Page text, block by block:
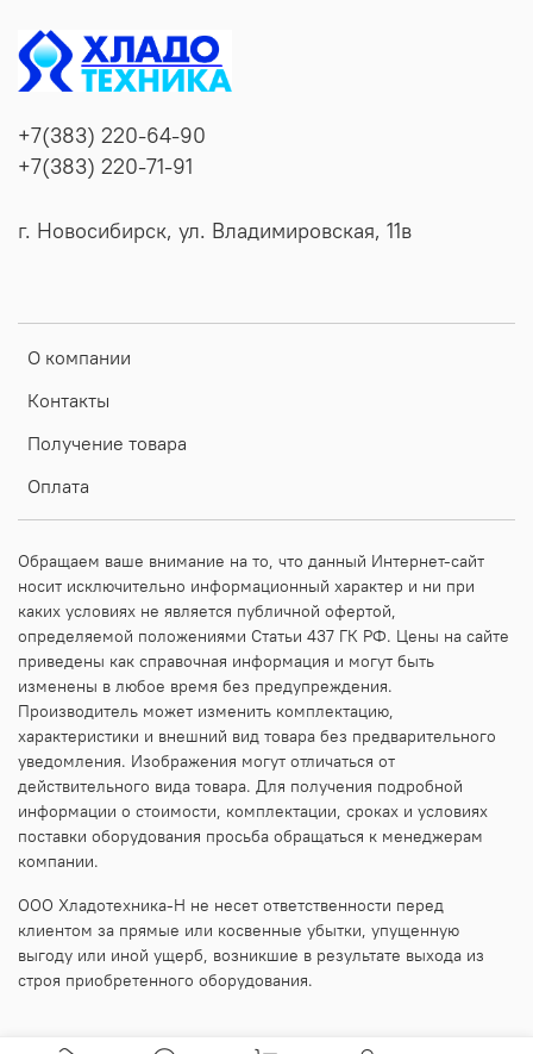
О компании
Контакты
Получение товара
Оплата
+7(383) 220-64-90
+7(383) 220-71-91
г. Новосибирск, ул. Владимировская, 11в
Обращаем ваше внимание на то, что данный Интернет-сайт
носит исключительно информационный характер и ни при
каких условиях не является публичной офертой,
определяемой положениями Статьи 437 ГК РФ. Цены на сайте
приведены как справочная информация и могут быть
изменены в любое время без предупреждения.
Производитель может изменить комплектацию,
характеристики и внешний вид товара без предварительного
уведомления. Изображения могут отличаться от
действительного вида товара. Для получения подробной
информации о стоимости, комплектации, сроках и условиях
поставки оборудования просьба обращаться к менеджерам
компании.
ООО Хладотехника-Н не несет ответственности перед
клиентом за прямые или косвенные убытки, упущенную
выгоду или иной ущерб, возникшие в результате выхода из
строя приобретенного оборудования.